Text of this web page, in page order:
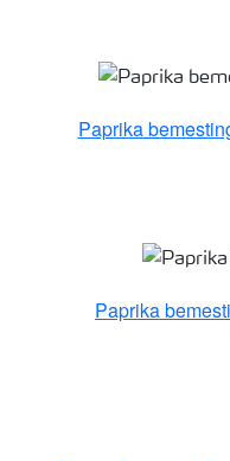
Paprika bemestingsadvies
Paprika
Paprika